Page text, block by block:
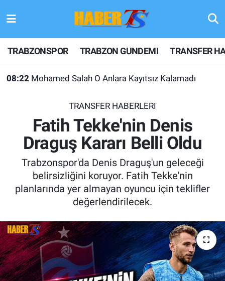
TRABZONSPOR TRABZON GUNDEMI TRANSFER
08:22 Mohamed Salah O Anlara Kayıtsız Kalamadı
TRANSFER HABERLERI
Fatih Tekke'nin Denis
Draguş Kararı Belli Oldu
Trabzonspor'da Denis Draguş'un geleceği
belirsizliğini koruyor. Fatih Tekke'nin
planlarında yer almayan oyuncu için teklifler
değerlendirilecek.
TRABZONSPOR
TRABZON GUNDEMI
KULİS MEYDANI
1461 TRABZON
FUTBOL
TV VE SİNEMA
BASKETBOL
Hava Durumu
Trafik Durumu
Son Dakika Haberleri
Haber Arşivi